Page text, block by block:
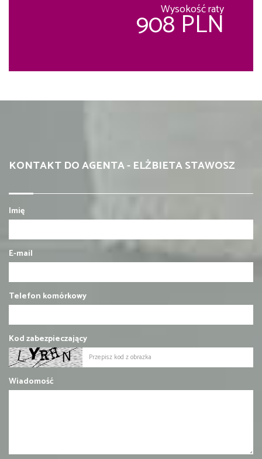
Wysokość raty
908 PLN
KONTAKT DO AGENTA - ELŻBIETA STAWOSZ
Imię
E-mail
Telefon komórkowy
Kod zabezpieczający
Wiadomość